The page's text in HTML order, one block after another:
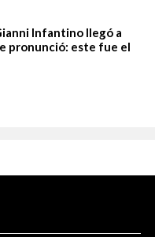
Infantino llegó a
pronunció: este fue el